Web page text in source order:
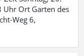
Uhr Ort Garten des
Weg 6,